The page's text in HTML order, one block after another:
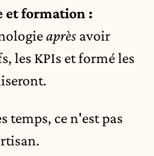
et formation :
après avoir
les KPIs et formé les
temps, ce n'est pas